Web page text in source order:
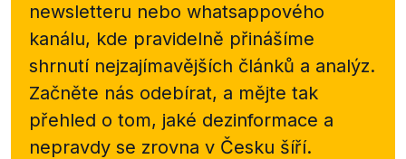
newsletteru nebo whatsappového
kanálu, kde pravidelně přinášíme
shrnutí nejzajímavějších článků a analýz.
Začněte nás odebírat, a mějte tak
přehled o tom, jaké dezinformace a
nepravdy se zrovna v Česku šíří.